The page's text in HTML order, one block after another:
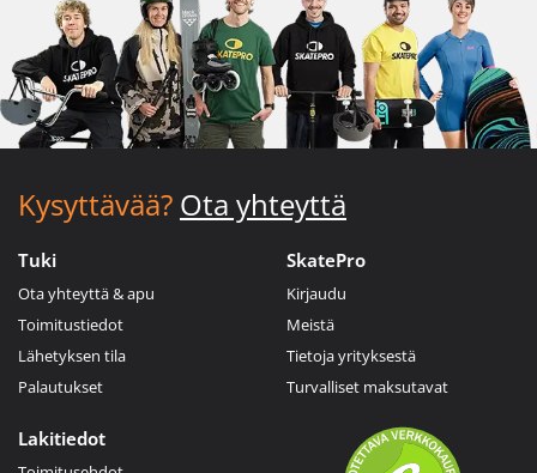
Kysyttävää? Ota yhteyttä
Tuki
Ota yhteyttä & apu
Toimitustiedot
Lähetyksen tila
Palautukset
SkatePro
Kirjaudu
Meistä
Tietoja yrityksestä
Turvalliset maksutavat
Lakitiedot